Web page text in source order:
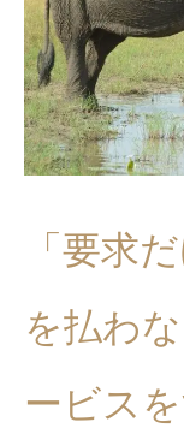
「要求
を払わ
ービス